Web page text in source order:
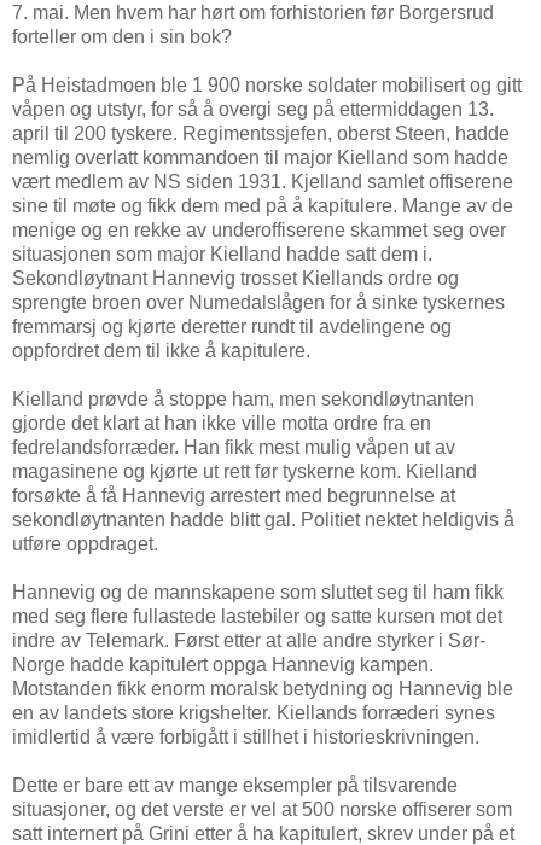
7. mai. Men hvem har hørt om forhistorien før Borgersrud
forteller om den i sin bok?
På Heistadmoen ble 1 900 norske soldater mobilisert og gitt
våpen og utstyr, for så å overgi seg på ettermiddagen 13.
april til 200 tyskere. Regimentssjefen, oberst Steen, hadde
nemlig overlatt kommandoen til major Kielland som hadde
vært medlem av NS siden 1931. Kjelland samlet offiserene
sine til møte og fikk dem med på å kapitulere. Mange av de
menige og en rekke av underoffiserene skammet seg over
situasjonen som major Kielland hadde satt dem i.
Sekondløytnant Hannevig trosset Kiellands ordre og
sprengte broen over Numedalslågen for å sinke tyskernes
fremmarsj og kjørte deretter rundt til avdelingene og
oppfordret dem til ikke å kapitulere.
Kielland prøvde å stoppe ham, men sekondløytnanten
gjorde det klart at han ikke ville motta ordre fra en
fedrelandsforræder. Han fikk mest mulig våpen ut av
magasinene og kjørte ut rett før tyskerne kom. Kielland
forsøkte å få Hannevig arrestert med begrunnelse at
sekondløytnanten hadde blitt gal. Politiet nektet heldigvis å
utføre oppdraget.
Hannevig og de mannskapene som sluttet seg til ham fikk
med seg flere fullastede lastebiler og satte kursen mot det
indre av Telemark. Først etter at alle andre styrker i Sør-
Norge hadde kapitulert oppga Hannevig kampen.
Motstanden fikk enorm moralsk betydning og Hannevig ble
en av landets store krigshelter. Kiellands forræderi synes
imidlertid å være forbigått i stillhet i historieskrivningen.
Dette er bare ett av mange eksempler på tilsvarende
situasjoner, og det verste er vel at 500 norske offiserer som
satt internert på Grini etter å ha kapitulert, skrev under på et